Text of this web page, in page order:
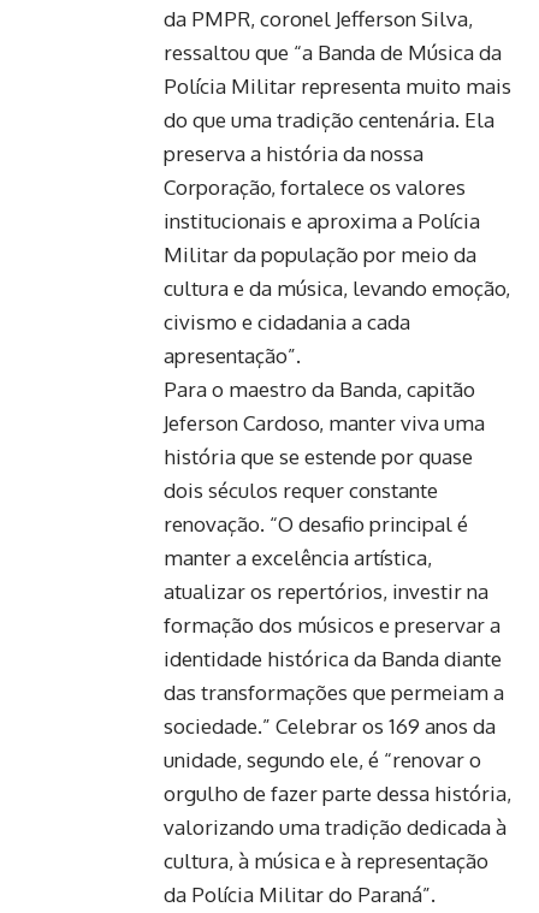
da PMPR, coronel Jefferson Silva,
ressaltou que “a Banda de Música da
Polícia Militar representa muito mais
do que uma tradição centenária. Ela
preserva a história da nossa
Corporação, fortalece os valores
institucionais e aproxima a Polícia
Militar da população por meio da
cultura e da música, levando emoção,
civismo e cidadania a cada
apresentação”.
Para o maestro da Banda, capitão
Jeferson Cardoso, manter viva uma
história que se estende por quase
dois séculos requer constante
renovação. “O desafio principal é
manter a excelência artística,
atualizar os repertórios, investir na
formação dos músicos e preservar a
identidade histórica da Banda diante
das transformações que permeiam a
sociedade.” Celebrar os 169 anos da
unidade, segundo ele, é “renovar o
orgulho de fazer parte dessa história,
valorizando uma tradição dedicada à
cultura, à música e à representação
da Polícia Militar do Paraná”.